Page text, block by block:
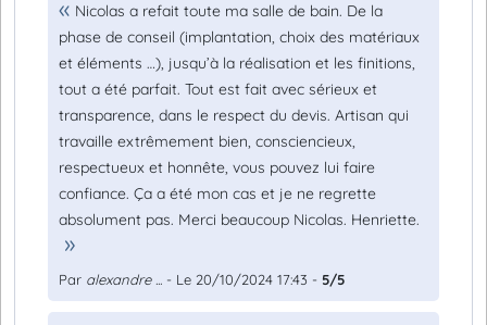
Nicolas a refait toute ma salle de bain. De la
phase de conseil (implantation, choix des matériaux
et éléments …), jusqu’à la réalisation et les finitions,
tout a été parfait. Tout est fait avec sérieux et
transparence, dans le respect du devis. Artisan qui
travaille extrêmement bien, consciencieux,
respectueux et honnête, vous pouvez lui faire
confiance. Ça a été mon cas et je ne regrette
absolument pas. Merci beaucoup Nicolas. Henriette.
Par alexandre ... - Le 20/10/2024 17:43 - 5/5